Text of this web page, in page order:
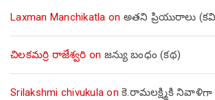
Laxman Manchikatla on అతని ప్రియురాలు
చిలకమర్రి రాజేశ్వరి on జన్యు బంధం (కథ)
Srilakshmi chivukula on కె.రామలక్ష్మికి నివాళిగా